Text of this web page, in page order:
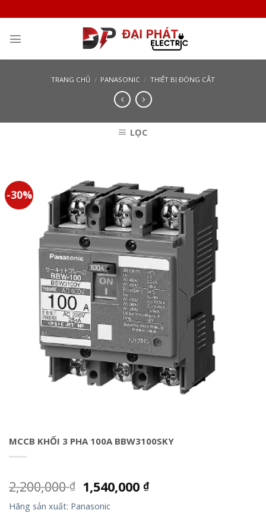
to
content
TRANG CHỦ / PANASONIC / THIẾT BỊ ĐÓNG CẮT
LỌC
-30%
MCCB KHỐI 3 PHA 100A BBW3100SKY
2,200,000₫ 1,540,000₫
Hãng sản xuất: Panasonic